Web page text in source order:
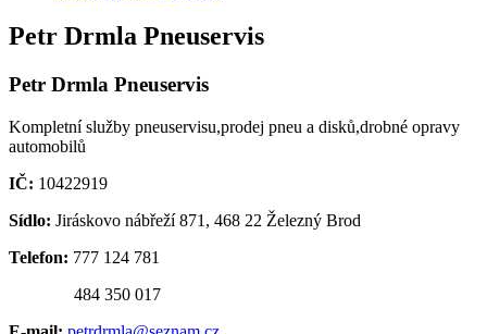
Petr Drmla Pneuservis
Petr Drmla Pneuservis
Kompletní služby pneuservisu,prodej pneu a disků,drobné opravy
automobilů
IČ: 10422919
Sídlo: Jiráskovo nábřeží 871, 468 22 Železný Brod
Telefon: 777 124 781
484 350 017